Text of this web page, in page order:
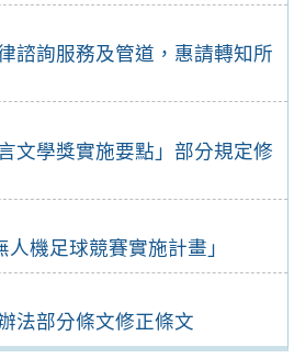
諮詢服務及管道，惠請轉知所
文學獎實施要點」部分規定修
機足球競賽實施計畫」
法部分條文修正條文